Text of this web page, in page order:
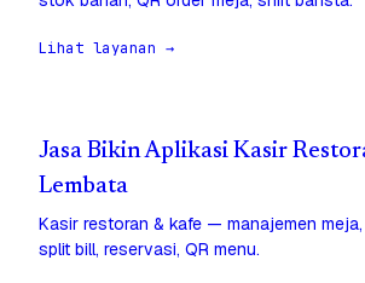
Lihat layanan →
Jasa Bikin Aplikasi Kasir
Lembata
Kasir restoran & kafe — manajemen
split bill, reservasi, QR menu.